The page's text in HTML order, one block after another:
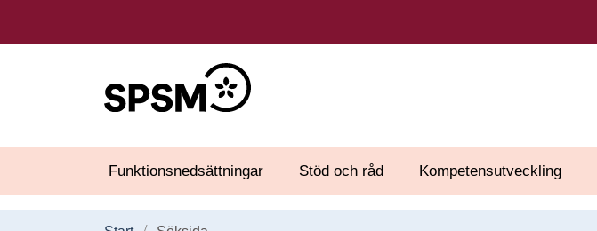
Funktionsnedsättningar Stöd och råd Kompetensutveckling